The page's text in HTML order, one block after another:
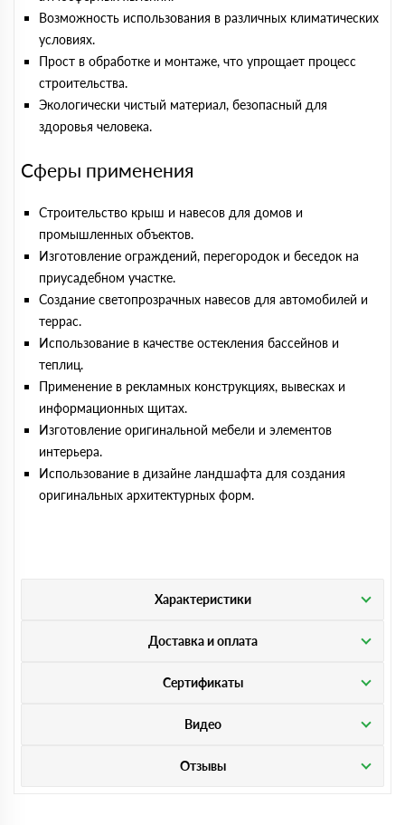
Возможность использования в различных климатических
условиях.
Прост в обработке и монтаже, что упрощает процесс
строительства.
Экологически чистый материал, безопасный для
здоровья человека.
Сферы применения
Строительство крыш и навесов для домов и
промышленных объектов.
Изготовление ограждений, перегородок и беседок на
приусадебном участке.
Создание светопрозрачных навесов для автомобилей и
террас.
Использование в качестве остекления бассейнов и
теплиц.
Применение в рекламных конструкциях, вывесках и
информационных щитах.
Изготовление оригинальной мебели и элементов
интерьера.
Использование в дизайне ландшафта для создания
оригинальных архитектурных форм.
Характеристики
Доставка и оплата
Сертификаты
Видео
Отзывы